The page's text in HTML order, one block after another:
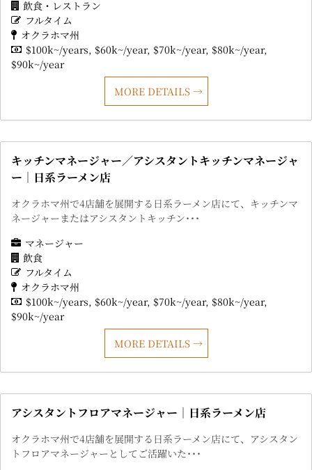
飲食・レストラン
フルタイム
オクラホマ州
$100k~/years $60k~/year $70k~/year $80k~/year
$90k~/year
MORE DETAILS
キッチンマネージャー／アシスタントキッチンマネージャ
ー｜日系ラーメン店
オクラホマ州で4店舗を展開する日系ラーメン店にて、キッチンマ
ネージャーまたはアシスタントキッチン･･･
マネージャー
飲食
フルタイム
オクラホマ州
$100k~/years $60k~/year $70k~/year $80k~/year
$90k~/year
MORE DETAILS
アシスタントフロアマネージャー｜日系ラーメン店
オクラホマ州で4店舗を展開する日系ラーメン店にて、アシスタン
トフロアマネージャーとしてご活躍いた･･･